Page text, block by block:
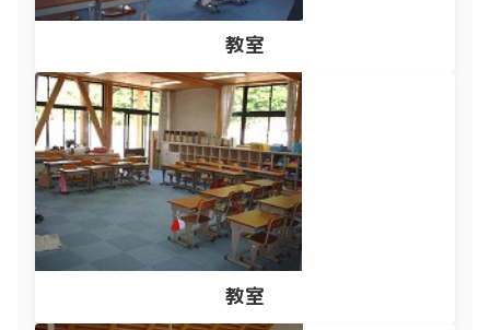
教室
教室